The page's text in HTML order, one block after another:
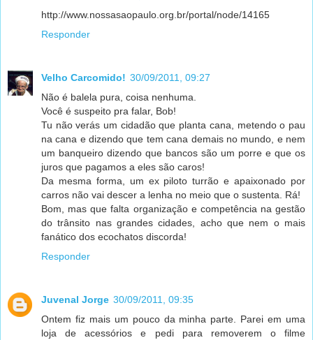
http://www.nossasaopaulo.org.br/portal/node/14165
Responder
Velho Carcomido! 30/09/2011, 09:27
Não é balela pura, coisa nenhuma.
Você é suspeito pra falar, Bob!
Tu não verás um cidadão que planta cana, metendo o pau
na cana e dizendo que tem cana demais no mundo, e nem
um banqueiro dizendo que bancos são um porre e que os
juros que pagamos a eles são caros!
Da mesma forma, um ex piloto turrão e apaixonado por
carros não vai descer a lenha no meio que o sustenta. Rá!
Bom, mas que falta organização e competência na gestão
do trânsito nas grandes cidades, acho que nem o mais
fanático dos ecochatos discorda!
Responder
Juvenal Jorge 30/09/2011, 09:35
Ontem fiz mais um pouco da minha parte. Parei em uma
loja de acessórios e pedi para removerem o filme